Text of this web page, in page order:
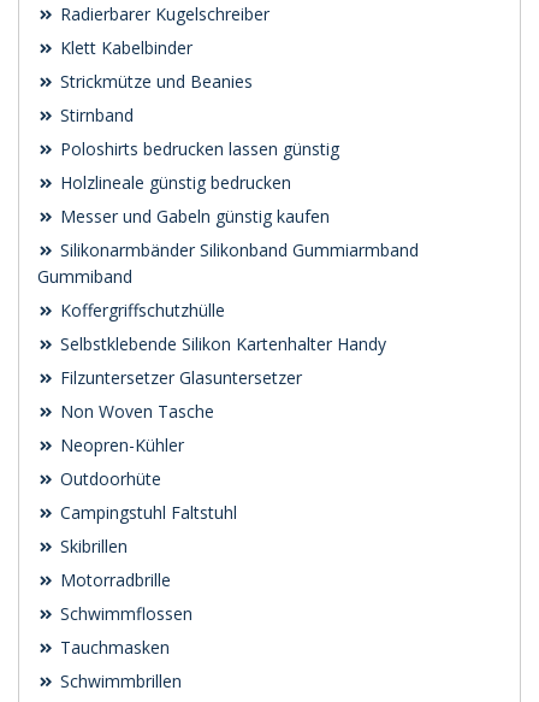
Radierbarer Kugelschreiber
Klett Kabelbinder
Strickmütze und Beanies
Stirnband
Poloshirts bedrucken lassen günstig
Holzlineale günstig bedrucken
Messer und Gabeln günstig kaufen
Silikonarmbänder Silikonband Gummiarmband
Gummiband
Koffergriffschutzhülle
Selbstklebende Silikon Kartenhalter Handy
Filzuntersetzer Glasuntersetzer
Non Woven Tasche
Neopren-Kühler
Outdoorhüte
Campingstuhl Faltstuhl
Skibrillen
Motorradbrille
Schwimmflossen
Tauchmasken
Schwimmbrillen